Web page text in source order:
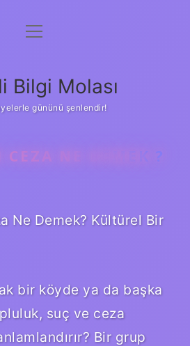
Anasayfa
Yasal Uyarı
menüyü
Bilgi Molası
gününü şenlendir!
NE DEMEK ?
Ne Demek? Kültürel Bir
bir köyde ya da başka
suç ve ceza
Bir grup